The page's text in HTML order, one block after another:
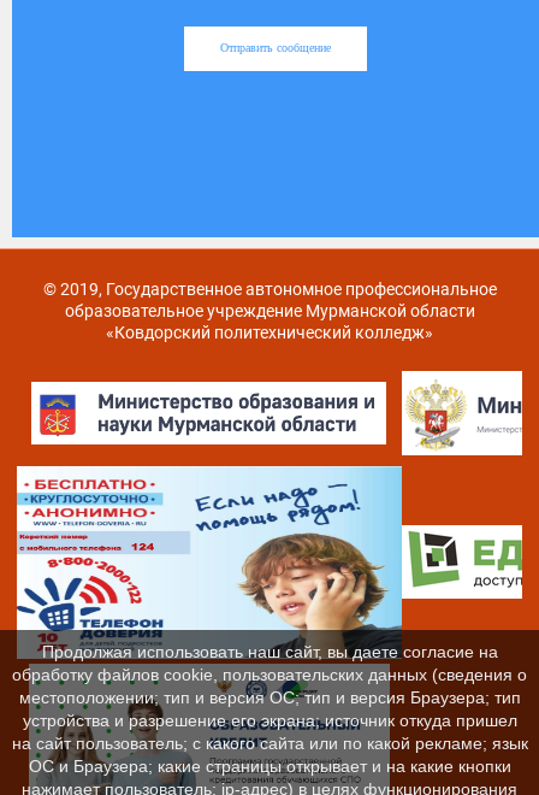
Отправить сообщение
© 2019, Государственное автономное профессиональное
образовательное учреждение Мурманской области
«Ковдорский политехнический колледж»
Продолжая использовать наш сайт, вы даете согласие на
обработку файлов cookie, пользовательских данных (сведения о
местоположении; тип и версия ОС; тип и версия Браузера; тип
устройства и разрешение его экрана; источник откуда пришел
на сайт пользователь; с какого сайта или по какой рекламе; язык
ОС и Браузера; какие страницы открывает и на какие кнопки
нажимает пользователь; ip-адрес) в целях функционирования